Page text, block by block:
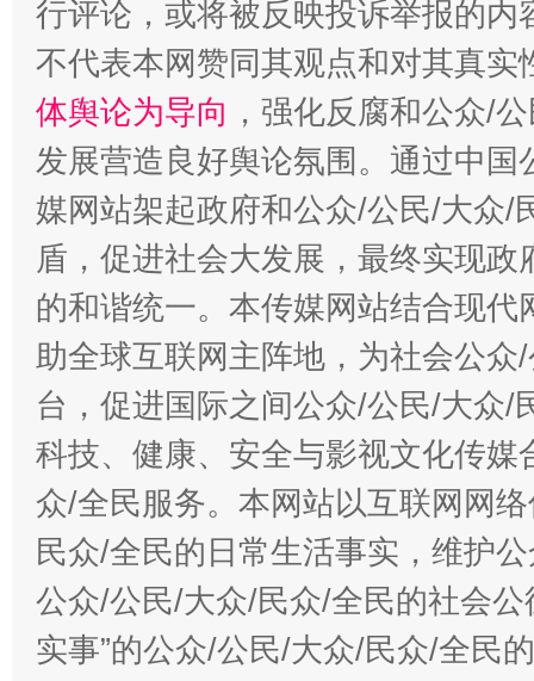
行评论，或将被反映投诉举报的
不代表本网赞同其观点和对其真实
体舆论为导向 ，强化反腐和公众/
发展营造良好舆论氛围。通过中
媒网站架起政府和公众/公民/大众/
盾，促进社会大发展，最终实现
的和谐统一。本传媒网站结合现
助全球互联网主阵地，为社会公
台，促进国际之间公众/公民/大众/
科技、健康、安全与影视文化传
众/全民服务。本网站以互联网网
民众/全民的日常生活事实，维护
公众/公民/大众/民众/全民的社会公
实事”的公众/公民/大众/民众/全民